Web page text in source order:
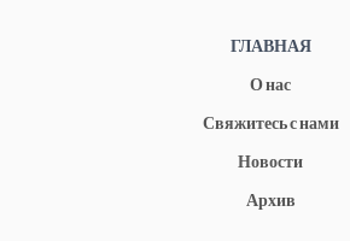
ГЛАВНАЯ
О нас
Свяжитесь с нами
Новости
Архив